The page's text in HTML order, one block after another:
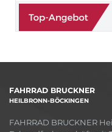
FAHRRAD BRUCKNER
HEILBRONN-BÖCKINGEN
FAHRRAD BRUCKNER